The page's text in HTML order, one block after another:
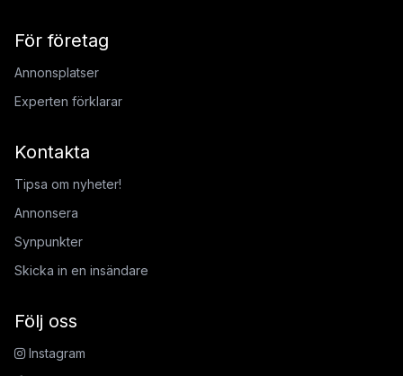
För företag
Annonsplatser
Experten förklarar
Kontakta
Tipsa om nyheter!
Annonsera
Synpunkter
Skicka in en insändare
Följ oss
Instagram